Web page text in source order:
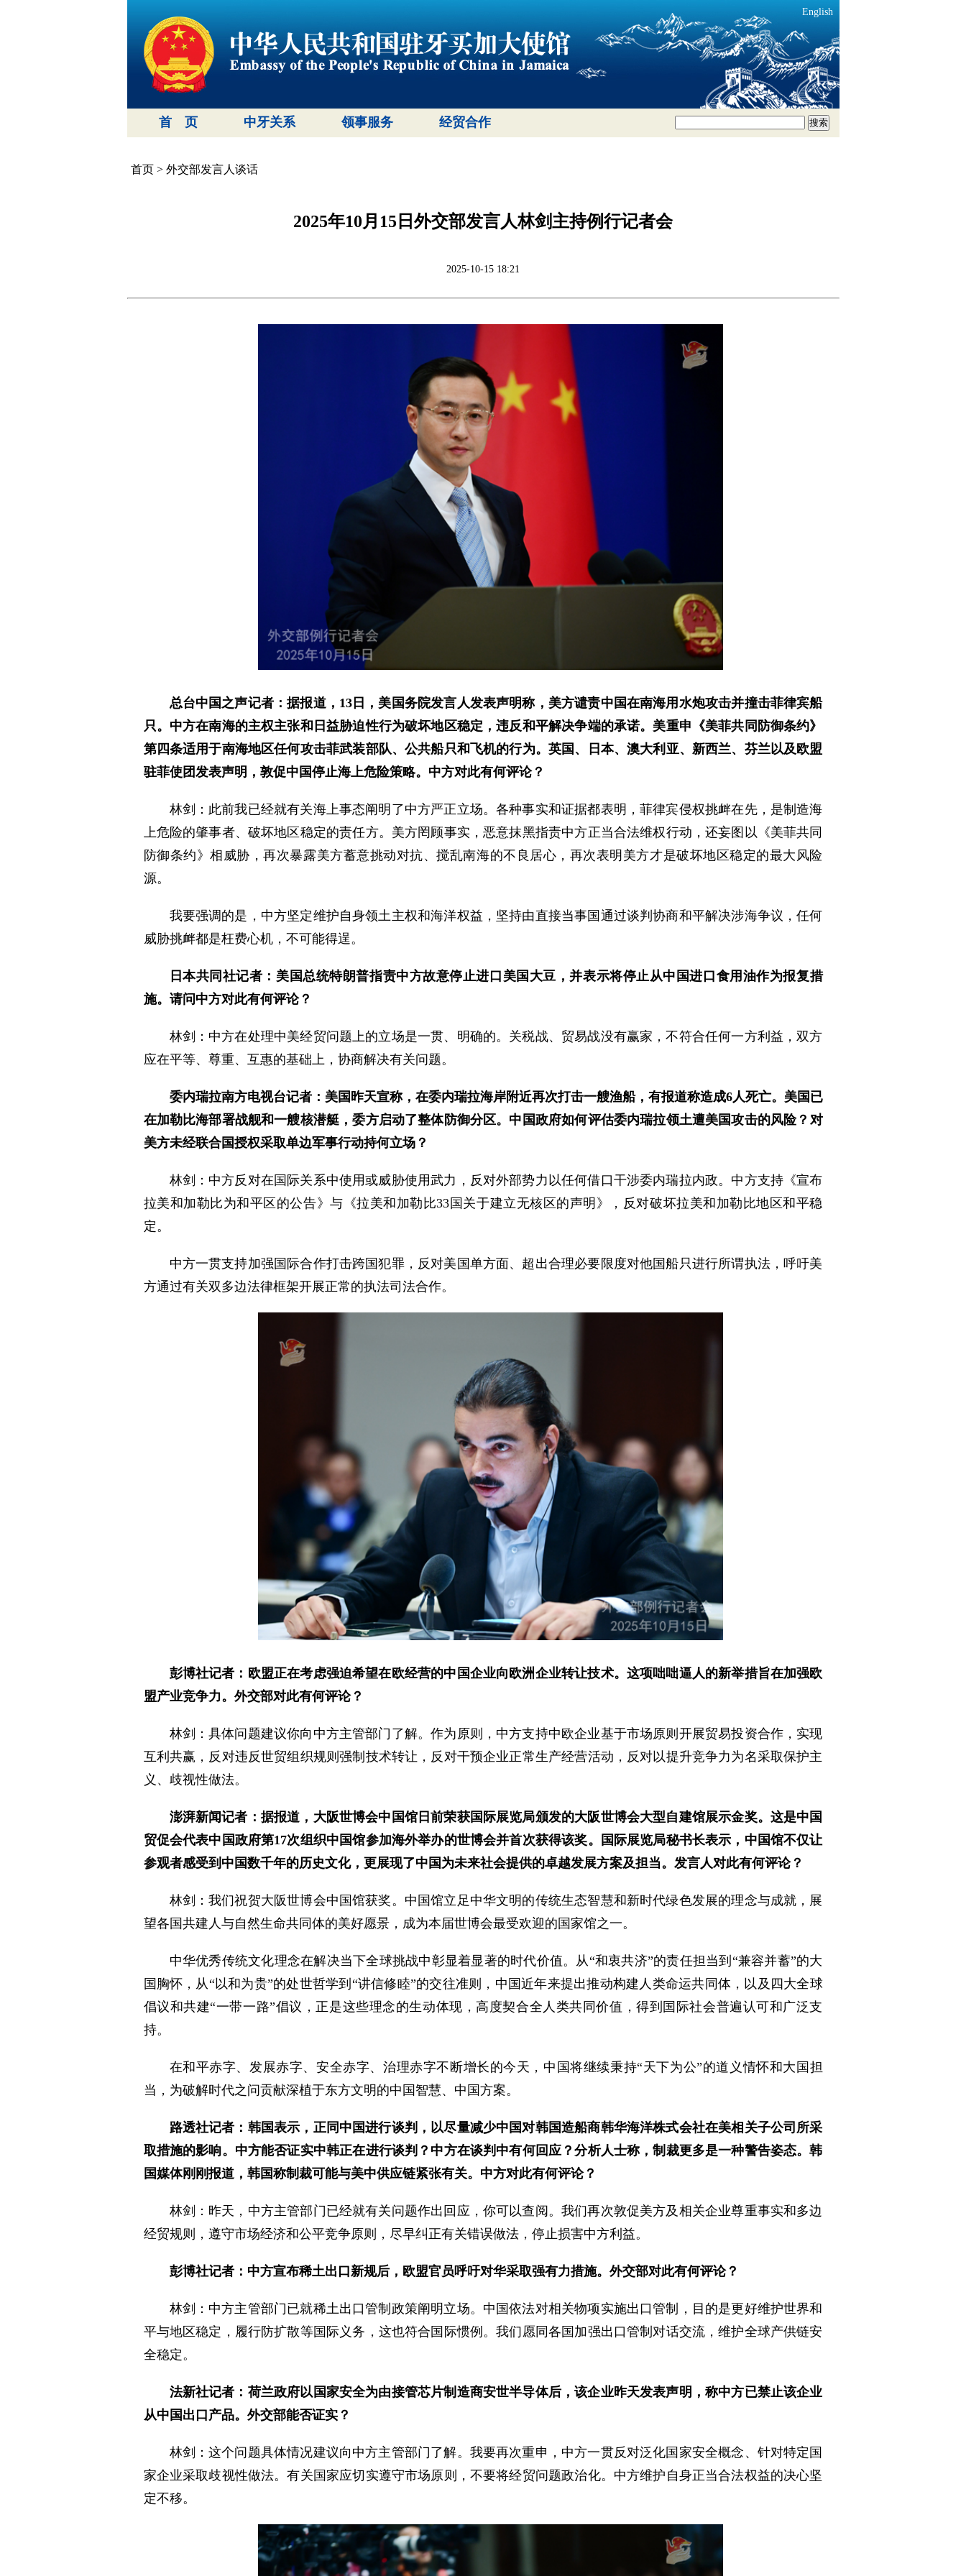
English
首 页 中牙关系 领事服务 经贸合作 搜索
首页> 外交部发言人谈话
2025年10月15日外交部发言人林剑主持例行记者会
2025-10-15 18:21
总台中国之声记者：据报道，13日，美国务院发言人发表声明称，美方谴责中国在南海用水炮攻击并撞击菲律宾船
只。中方在南海的主权主张和日益胁迫性行为破坏地区稳定，违反和平解决争端的承诺。美重申《美菲共同防御条约》
第四条适用于南海地区任何攻击菲武装部队、公共船只和飞机的行为。英国、日本、澳大利亚、新西兰、芬兰以及欧盟
驻菲使团发表声明，敦促中国停止海上危险策略。中方对此有何评论？
林剑：此前我已经就有关海上事态阐明了中方严正立场。各种事实和证据都表明，菲律宾侵权挑衅在先，是制造海
上危险的肇事者、破坏地区稳定的责任方。美方罔顾事实，恶意抹黑指责中方正当合法维权行动，还妄图以《美菲共同
防御条约》相威胁，再次暴露美方蓄意挑动对抗、搅乱南海的不良居心，再次表明美方才是破坏地区稳定的最大风险
源。
我要强调的是，中方坚定维护自身领土主权和海洋权益，坚持由直接当事国通过谈判协商和平解决涉海争议，任何
威胁挑衅都是枉费心机，不可能得逞。
日本共同社记者：美国总统特朗普指责中方故意停止进口美国大豆，并表示将停止从中国进口食用油作为报复措
施。请问中方对此有何评论？
林剑：中方在处理中美经贸问题上的立场是一贯、明确的。关税战、贸易战没有赢家，不符合任何一方利益，双方
应在平等、尊重、互惠的基础上，协商解决有关问题。
委内瑞拉南方电视台记者：美国昨天宣称，在委内瑞拉海岸附近再次打击一艘渔船，有报道称造成6人死亡。美国已
在加勒比海部署战舰和一艘核潜艇，委方启动了整体防御分区。中国政府如何评估委内瑞拉领土遭美国攻击的风险？对
美方未经联合国授权采取单边军事行动持何立场？
林剑：中方反对在国际关系中使用或威胁使用武力，反对外部势力以任何借口干涉委内瑞拉内政。中方支持《宣布
拉美和加勒比为和平区的公告》与《拉美和加勒比33国关于建立无核区的声明》，反对破坏拉美和加勒比地区和平稳
定。
中方一贯支持加强国际合作打击跨国犯罪，反对美国单方面、超出合理必要限度对他国船只进行所谓执法，呼吁美
方通过有关双多边法律框架开展正常的执法司法合作。
彭博社记者：欧盟正在考虑强迫希望在欧经营的中国企业向欧洲企业转让技术。这项咄咄逼人的新举措旨在加强欧
盟产业竞争力。外交部对此有何评论？
林剑：具体问题建议你向中方主管部门了解。作为原则，中方支持中欧企业基于市场原则开展贸易投资合作，实现
互利共赢，反对违反世贸组织规则强制技术转让，反对干预企业正常生产经营活动，反对以提升竞争力为名采取保护主
义、歧视性做法。
澎湃新闻记者：据报道，大阪世博会中国馆日前荣获国际展览局颁发的大阪世博会大型自建馆展示金奖。这是中国
贸促会代表中国政府第17次组织中国馆参加海外举办的世博会并首次获得该奖。国际展览局秘书长表示，中国馆不仅让
参观者感受到中国数千年的历史文化，更展现了中国为未来社会提供的卓越发展方案及担当。发言人对此有何评论？
林剑：我们祝贺大阪世博会中国馆获奖。中国馆立足中华文明的传统生态智慧和新时代绿色发展的理念与成就，展
望各国共建人与自然生命共同体的美好愿景，成为本届世博会最受欢迎的国家馆之一。
中华优秀传统文化理念在解决当下全球挑战中彰显着显著的时代价值。从“和衷共济”的责任担当到“兼容并蓄”的大
国胸怀，从“以和为贵”的处世哲学到“讲信修睦”的交往准则，中国近年来提出推动构建人类命运共同体，以及四大全球
倡议和共建“一带一路”倡议，正是这些理念的生动体现，高度契合全人类共同价值，得到国际社会普遍认可和广泛支
持。
在和平赤字、发展赤字、安全赤字、治理赤字不断增长的今天，中国将继续秉持“天下为公”的道义情怀和大国担
当，为破解时代之问贡献深植于东方文明的中国智慧、中国方案。
路透社记者：韩国表示，正同中国进行谈判，以尽量减少中国对韩国造船商韩华海洋株式会社在美相关子公司所采
取措施的影响。中方能否证实中韩正在进行谈判？中方在谈判中有何回应？分析人士称，制裁更多是一种警告姿态。韩
国媒体刚刚报道，韩国称制裁可能与美中供应链紧张有关。中方对此有何评论？
林剑：昨天，中方主管部门已经就有关问题作出回应，你可以查阅。我们再次敦促美方及相关企业尊重事实和多边
经贸规则，遵守市场经济和公平竞争原则，尽早纠正有关错误做法，停止损害中方利益。
彭博社记者：中方宣布稀土出口新规后，欧盟官员呼吁对华采取强有力措施。外交部对此有何评论？
林剑：中方主管部门已就稀土出口管制政策阐明立场。中国依法对相关物项实施出口管制，目的是更好维护世界和
平与地区稳定，履行防扩散等国际义务，这也符合国际惯例。我们愿同各国加强出口管制对话交流，维护全球产供链安
全稳定。
法新社记者：荷兰政府以国家安全为由接管芯片制造商安世半导体后，该企业昨天发表声明，称中方已禁止该企业
从中国出口产品。外交部能否证实？
林剑：这个问题具体情况建议向中方主管部门了解。我要再次重申，中方一贯反对泛化国家安全概念、针对特定国
家企业采取歧视性做法。有关国家应切实遵守市场原则，不要将经贸问题政治化。中方维护自身正当合法权益的决心坚
定不移。